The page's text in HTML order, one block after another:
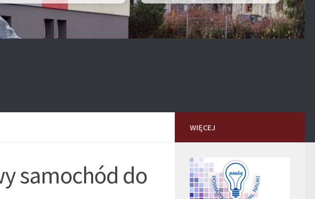
samochód do
WIĘCEJ